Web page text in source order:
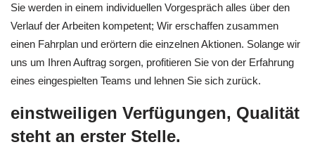
Sie werden in einem individuellen Vorgespräch alles über den
Verlauf der Arbeiten kompetent; Wir erschaffen zusammen
einen Fahrplan und erörtern die einzelnen Aktionen. Solange wir
uns um Ihren Auftrag sorgen, profitieren Sie von der Erfahrung
eines eingespielten Teams und lehnen Sie sich zurück.
einstweiligen Verfügungen, Qualität
steht an erster Stelle.